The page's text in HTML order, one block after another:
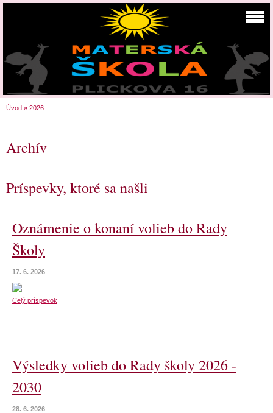
Úvod » 2026
Archív
Príspevky, ktoré sa našli
Oznámenie o konaní volieb do Rady
Školy
17. 6. 2026
Celý príspevok
Výsledky volieb do Rady školy 2026 -
2030
28. 6. 2026